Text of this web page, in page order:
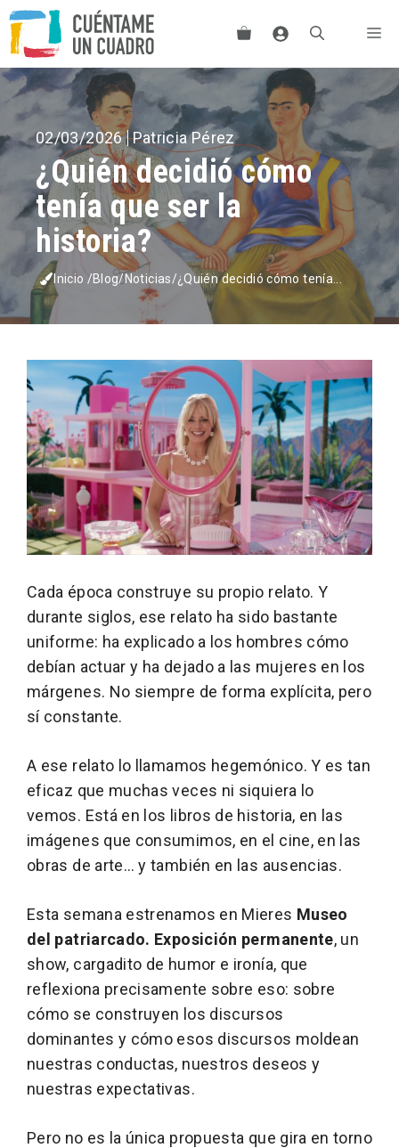
Saltar
al
contenido
02/03/2026 Patricia Pérez
¿Quién decidió cómo
tenía que ser la
historia?
Inicio /Blog/Noticias/¿Quién decidió cómo tenía...
Cada época construye su propio relato. Y
durante siglos, ese relato ha sido bastante
uniforme: ha explicado a los hombres cómo
debían actuar y ha dejado a las mujeres en los
márgenes. No siempre de forma explícita, pero
sí constante.
A ese relato lo llamamos hegemónico. Y es tan
eficaz que muchas veces ni siquiera lo
vemos. Está en los libros de historia, en las
imágenes que consumimos, en el cine, en las
obras de arte… y también en las ausencias.
Esta semana estrenamos en Mieres Museo
del patriarcado. Exposición permanente, un
show, cargadito de humor e ironía, que
reflexiona precisamente sobre eso: sobre
cómo se construyen los discursos
dominantes y cómo esos discursos moldean
nuestras conductas, nuestros deseos y
nuestras expectativas.
Pero no es la única propuesta que gira en torno